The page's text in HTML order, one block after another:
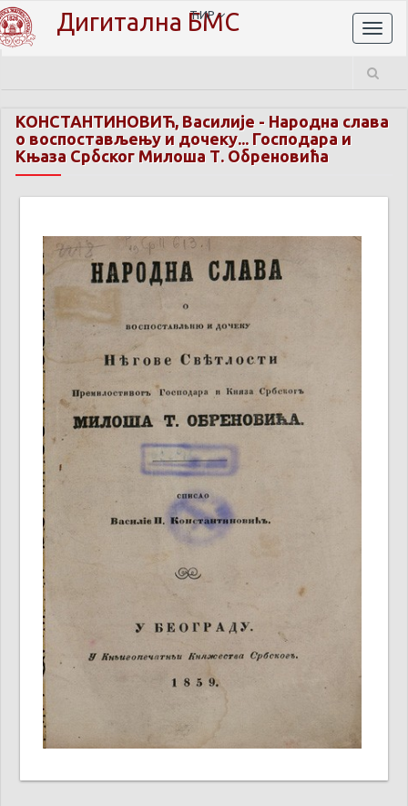
Дигитална БМС
ЋИР
КОНСТАНТИНОВИЋ, Василије - Народна слава
о воспостављењу и дочеку... Господара и
Књаза Србског Милоша Т. Обреновића